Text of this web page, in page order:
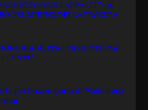
DEGLI APPALTI”: 70
NEL MIRINO DELLA PROCURA.
RIABILITA I PAZIENTI, MA
CONTI?
per la scomparsa di Maddalena
anni